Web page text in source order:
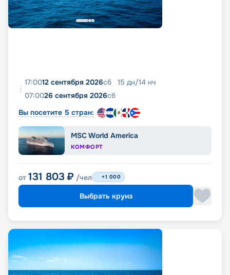
17:0012 сентября 2026сб 15 дн/14 нч
07:0026 сентября 2026сб
Вы посетите 5 стран:
MSC World America
КОМФОРТ
от 131 803 ₽ /чел +1 000
Выбрать круиз